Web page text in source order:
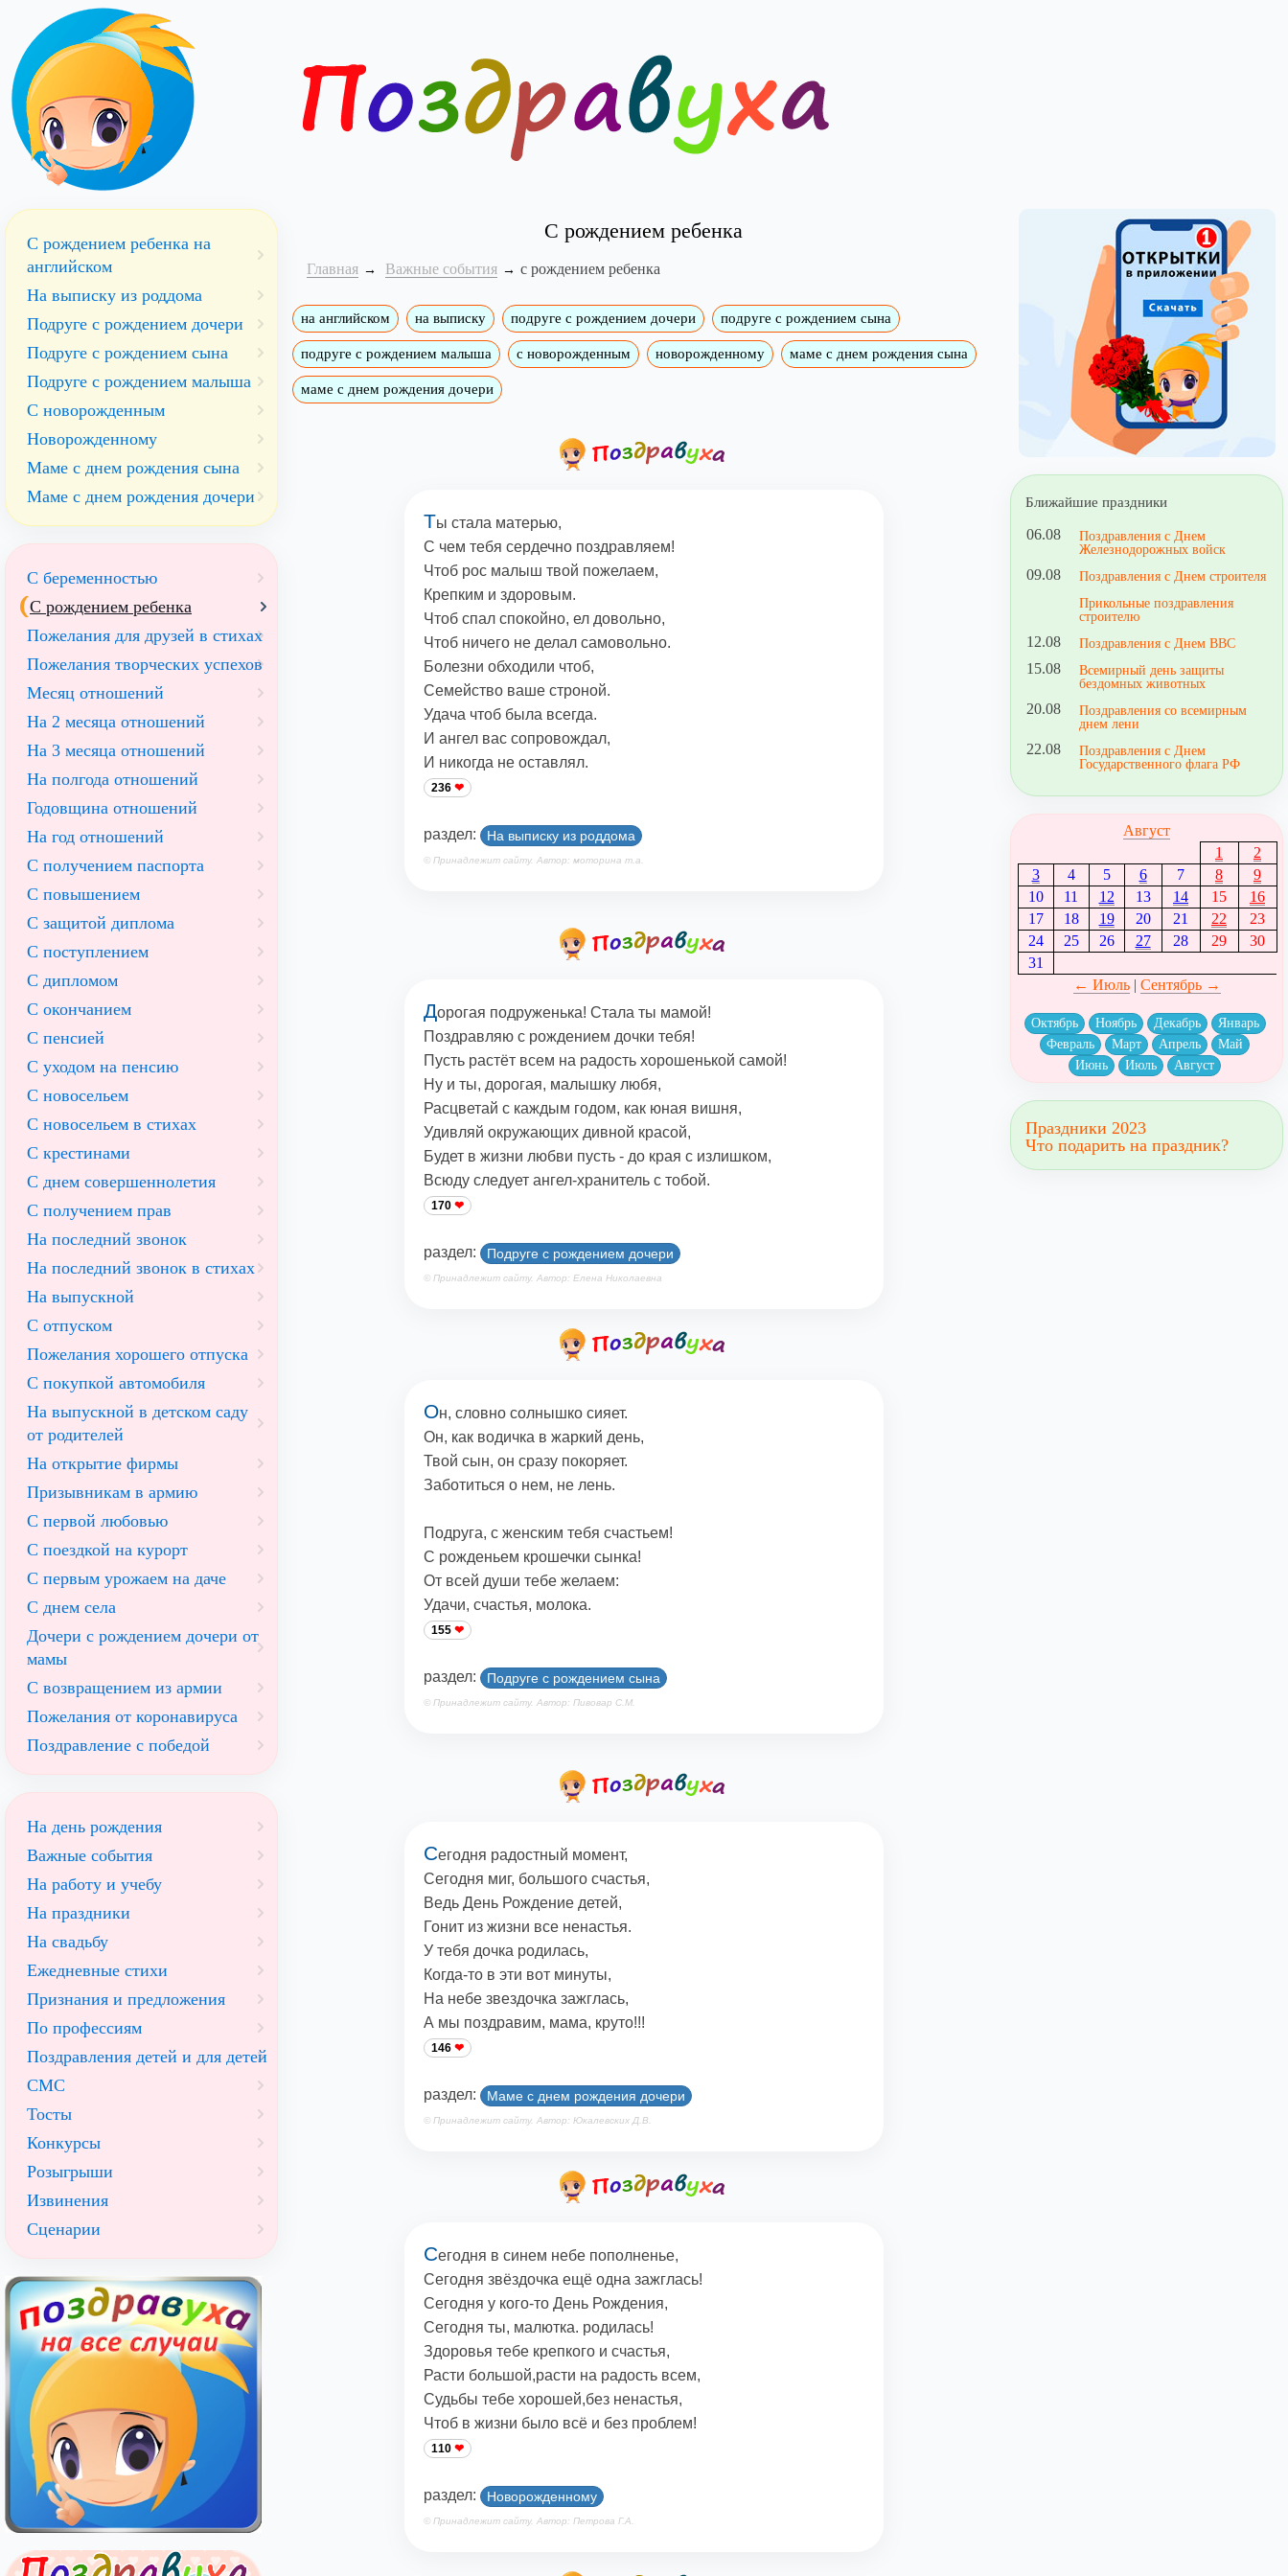
С рождением ребенка
Главная Важные события с рождением ребенка
на английском на выписку подруге с рождением дочери подруге с рождением сына
подруге с рождением малыша с новорожденным новорожденному маме с днем рождения сына
маме с днем рождения дочери
Ты стала матерью,
С чем тебя сердечно поздравляем!
Чтоб рос малыш твой пожелаем,
Крепким и здоровым.
Чтоб спал спокойно, ел довольно,
Чтоб ничего не делал самовольно.
Болезни обходили чтоб,
Семейство ваше строной.
Удача чтоб была всегда.
И ангел вас сопровождал,
И никогда не оставлял.
236
раздел: На выписку из роддома
© Принадлежит сайту. Автор: моторина т.а.
Дорогая подруженька! Стала ты мамой!
Поздравляю с рождением дочки тебя!
Пусть растёт всем на радость хорошенькой самой!
Ну и ты, дорогая, малышку любя,
Расцветай с каждым годом, как юная вишня,
Удивляй окружающих дивной красой,
Будет в жизни любви пусть - до края с излишком,
Всюду следует ангел-хранитель с тобой.
170
раздел: Подруге с рождением дочери
© Принадлежит сайту. Автор: Елена Николаевна
Он, словно солнышко сияет.
Он, как водичка в жаркий день,
Твой сын, он сразу покоряет.
Заботиться о нем, не лень.
Подруга, с женским тебя счастьем!
С рожденьем крошечки сынка!
От всей души тебе желаем:
Удачи, счастья, молока.
155
раздел: Подруге с рождением сына
© Принадлежит сайту. Автор: Пивовар С.М.
Сегодня радостный момент,
Сегодня миг, большого счастья,
Ведь День Рождение детей,
Гонит из жизни все ненастья.
У тебя дочка родилась,
Когда-то в эти вот минуты,
На небе звездочка зажглась,
А мы поздравим, мама, круто!!!
146
раздел: Маме с днем рождения дочери
© Принадлежит сайту. Автор: Юкалевских Д.В.
Сегодня в синем небе пополненье,
Сегодня звёздочка ещё одна зажглась!
Сегодня у кого-то День Рождения,
Сегодня ты, малютка. родилась!
Здоровья тебе крепкого и счастья,
Расти большой,расти на радость всем,
Судьбы тебе хорошей,без ненастья,
Чтоб в жизни было всё и без проблем!
110
раздел: Новорожденному
© Принадлежит сайту. Автор: Петрова Г.А.
С рождением ребенка на
английском
На выписку из роддома
Подруге с рождением дочери
Подруге с рождением сына
Подруге с рождением малыша
С новорожденным
Новорожденному
Маме с днем рождения сына
Маме с днем рождения дочери
С беременностью
С рождением ребенка
Пожелания для друзей в стихах
Пожелания творческих успехов
Месяц отношений
На 2 месяца отношений
На 3 месяца отношений
На полгода отношений
Годовщина отношений
На год отношений
С получением паспорта
С повышением
С защитой диплома
С поступлением
С дипломом
С окончанием
С пенсией
С уходом на пенсию
С новосельем
С новосельем в стихах
С крестинами
С днем совершеннолетия
С получением прав
На последний звонок
На последний звонок в стихах
На выпускной
С отпуском
Пожелания хорошего отпуска
С покупкой автомобиля
На выпускной в детском саду
от родителей
На открытие фирмы
Призывникам в армию
С первой любовью
С поездкой на курорт
С первым урожаем на даче
С днем села
Дочери с рождением дочери от
мамы
С возвращением из армии
Пожелания от коронавируса
Поздравление с победой
На день рождения
Важные события
На работу и учебу
На праздники
На свадьбу
Ежедневные стихи
Признания и предложения
По профессиям
Поздравления детей и для детей
СМС
Тосты
Конкурсы
Розыгрыши
Извинения
Сценарии
Ближайшие праздники
06.08
Поздравления с Днем
Железнодорожных войск
09.08
Поздравления с Днем строителя
Прикольные поздравления
строителю
12.08 Поздравления с Днем ВВС
15.08
Всемирный день защиты
бездомных животных
20.08
Поздравления со всемирным
днем лени
22.08
Поздравления с Днем
Государственного флага РФ
Август
1
2
3
4 5 6 7 8
9
10
11 12 13 14 15
16
17
18 19 20 21 22
23
24
25 26 27 28 29
30
31
← Июль| Сентябрь →
Октябрь Ноябрь Декабрь
Январь
Февраль
Март Апрель
Май
Июнь
Июль Август
Праздники 2023
Что подарить на праздник?